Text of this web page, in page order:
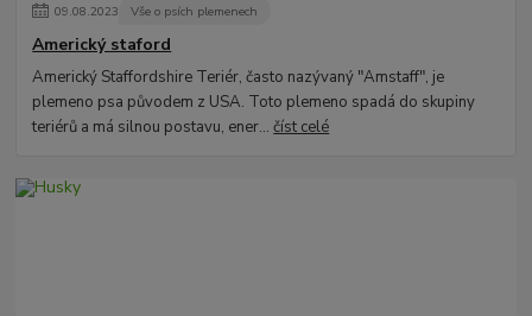
09.08.2023 Vše o psích plemenech
Americký staford
Americký Staffordshire Teriér, často nazývaný "Amstaff", je
plemeno psa původem z USA. Toto plemeno spadá do skupiny
teriérů a má silnou postavu, ener...číst celé